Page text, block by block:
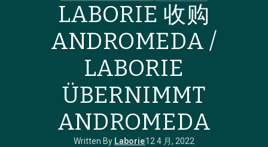
LABORIE 收购
ANDROMEDA /
LABORIE
ÜBERNIMMT
ANDROMEDA
Written By Laborie12 4 月, 2022